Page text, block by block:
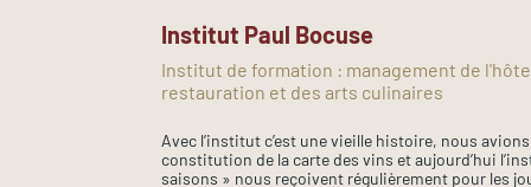
Institut Paul Bocuse
Institut de formation : management de
restauration et des arts culinaires
Avec l’institut c’est une vieille histoire, nous
constitution de la carte des vins et aujourd’hui
saisons » nous reçoivent régulièrement pour les